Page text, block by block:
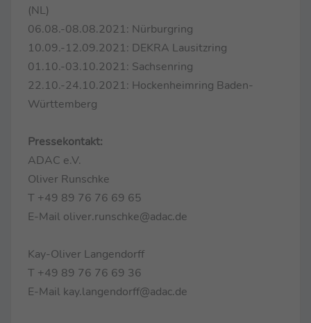
(NL)
06.08.-08.08.2021: Nürburgring
10.09.-12.09.2021: DEKRA Lausitzring
01.10.-03.10.2021: Sachsenring
22.10.-24.10.2021: Hockenheimring Baden-
Württemberg
Pressekontakt:
ADAC e.V.
Oliver Runschke
T +49 89 76 76 69 65
E-Mail oliver.runschke@adac.de
Kay-Oliver Langendorff
T +49 89 76 76 69 36
E-Mail kay.langendorff@adac.de